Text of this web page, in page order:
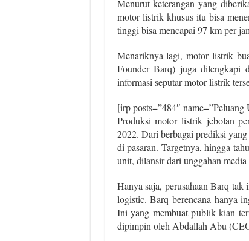
Menurut keterangan yang
motor listrik khusus itu bisa
tinggi bisa mencapai 97 km per
Menariknya lagi, motor listrik
Founder Barq) juga dilengkapi
informasi seputar motor listrik
[irp posts=”484″
Produksi motor listrik jebolan
2022. Dari berbagai prediksi
di pasaran. Targetnya, hingga
unit, dilansir dari unggahan
Hanya saja, perusahaan Barq tak
logistic. Barq berencana hanya
Ini yang membuat publik kian
dipimpin oleh Abdallah Abu